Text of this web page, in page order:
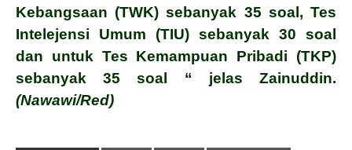
Kebangsaan (TWK) sebanyak 35 soal, Tes
Intelejensi Umum (TIU) sebanyak 30 soal
dan untuk Tes Kemampuan Pribadi (TKP)
sebanyak 35 soal “ jelas Zainuddin.
(Nawawi/Red)